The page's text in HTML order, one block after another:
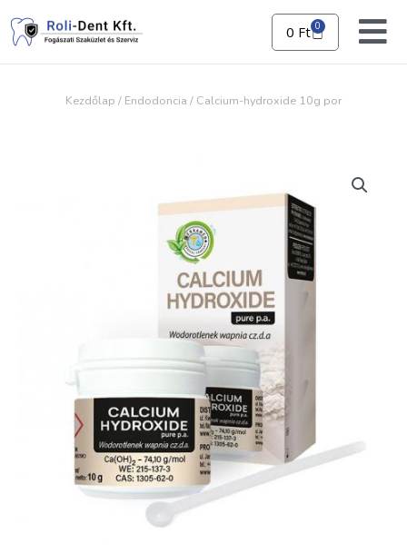
content
0 Ft 0
Kosár
Kezdőlap / Endodoncia / Calcium-hydroxide 10g por